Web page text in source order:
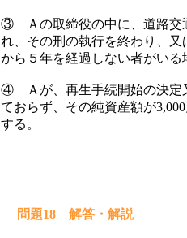
③ Ａの取締役の中に、道路交
れ、その刑の執行を終わり、
から５年を経過しない者がいる
④ Ａが、再生手続開始の決定
ておらず、その純資産額が
する。
問題18 解答・解説